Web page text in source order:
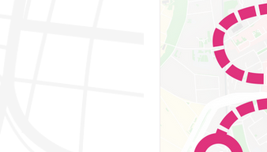
Día de muertos